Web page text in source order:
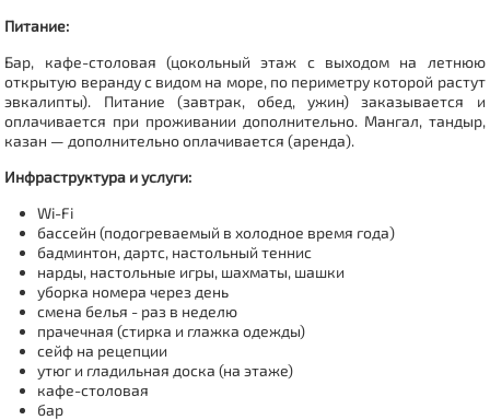
Питание:
Бар, кафе-столовая (цокольный этаж с выходом на летнюю
открытую веранду с видом на море, по периметру которой растут
эвкалипты). Питание (завтрак, обед, ужин) заказывается и
оплачивается при проживании дополнительно. Мангал, тандыр,
казан — дополнительно оплачивается (аренда).
Инфраструктура и услуги:
Wi-Fi
бассейн (подогреваемый в холодное время года)
бадминтон, дартс, настольный теннис
нарды, настольные игры, шахматы, шашки
уборка номера через день
смена белья - раз в неделю
прачечная (стирка и глажка одежды)
сейф на рецепции
утюг и гладильная доска (на этаже)
кафе-столовая
бар